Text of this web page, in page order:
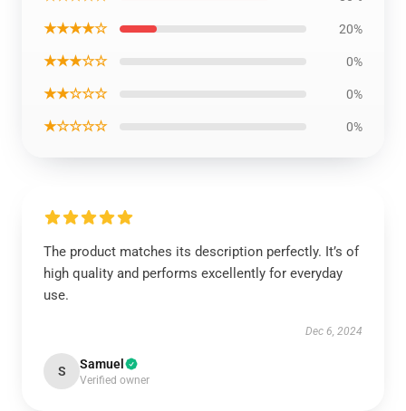
★★★★☆ 20%
★★★☆☆ 0%
★★☆☆☆ 0%
★☆☆☆☆ 0%
The product matches its description perfectly. It’s of
high quality and performs excellently for everyday
use.
Dec 6, 2024
S Samuel
Verified owner